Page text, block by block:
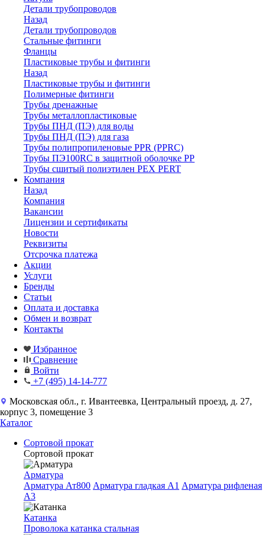
Детали трубопроводов
Назад
Детали трубопроводов
Стальные фитинги
Фланцы
Пластиковые трубы и фитинги
Назад
Пластиковые трубы и фитинги
Полимерные фитинги
Трубы дренажные
Трубы металлопластиковые
Трубы ПНД (ПЭ) для воды
Трубы ПНД (ПЭ) для газа
Трубы полипропиленовые PPR (PPRC)
Трубы ПЭ100RC в защитной оболочке PP
Трубы сшитый полиэтилен PEX PERT
Компания
Назад
Компания
Вакансии
Лицензии и сертификаты
Новости
Реквизиты
Отсрочка платежа
Акции
Услуги
Бренды
Статьи
Оплата и доставка
Обмен и возврат
Контакты
Избранное
Сравнение
Войти
+7 (495) 14-14-777
Московская обл., г. Ивантеевка, Центральный проезд, д. 27,
корпус 3, помещение 3
Каталог
Сортовой прокат
Сортовой прокат
Арматура
Арматура Ат800 Арматура гладкая A1 Арматура рифленая
A3
Катанка
Проволока катанка стальная